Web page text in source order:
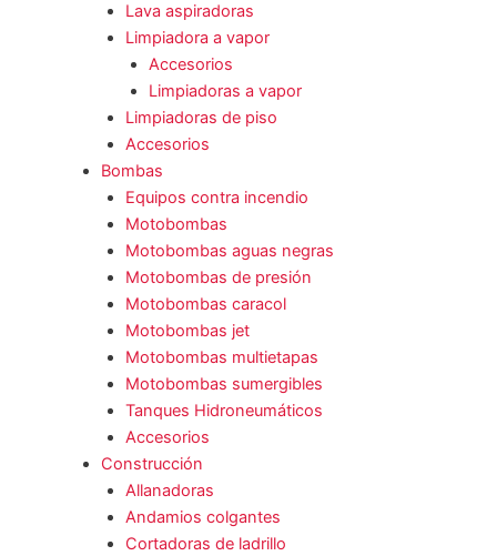
Lava aspiradoras
Limpiadora a vapor
Accesorios
Limpiadoras a vapor
Limpiadoras de piso
Accesorios
Bombas
Equipos contra incendio
Motobombas
Motobombas aguas negras
Motobombas de presión
Motobombas caracol
Motobombas jet
Motobombas multietapas
Motobombas sumergibles
Tanques Hidroneumáticos
Accesorios
Construcción
Allanadoras
Andamios colgantes
Cortadoras de ladrillo